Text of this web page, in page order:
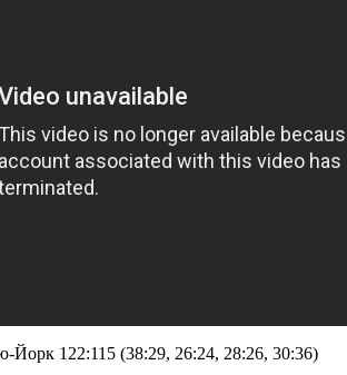
Йорк 122:115 (38:29, 26:24, 28:26, 30:36)